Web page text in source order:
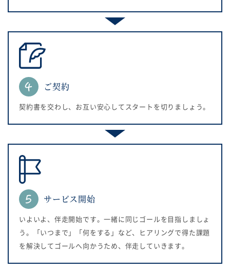
ご契約
契約書を交わし、お互い安心してスタートを切りましょう。
サービス開始
いよいよ、伴走開始です。一緒に同じゴールを目指しましょ
う。「いつまで」「何をする」など、ヒアリングで得た課題
を解決してゴールへ向かうため、伴走していきます。